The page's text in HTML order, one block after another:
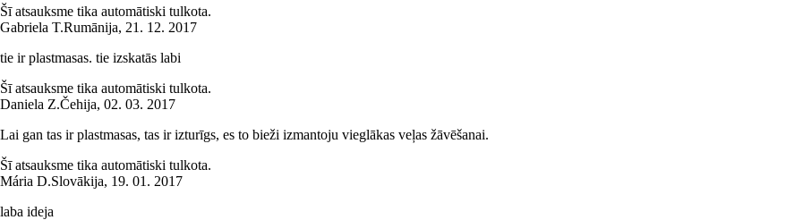
Šī atsauksme tika automātiski tulkota.
Gabriela T.Rumānija, 21. 12. 2017
tie ir plastmasas. tie izskatās labi
Šī atsauksme tika automātiski tulkota.
Daniela Z.Čehija, 02. 03. 2017
Lai gan tas ir plastmasas, tas ir izturīgs, es to bieži izmantoju vieglākas veļas žāvēšanai.
Šī atsauksme tika automātiski tulkota.
Mária D.Slovākija, 19. 01. 2017
laba ideja